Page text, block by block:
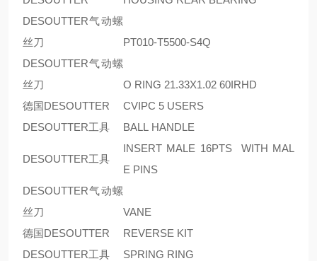
DESOUTTER气动螺
丝刀
PT010-T5500-S4Q
DESOUTTER气动螺
丝刀
O RING 21.33X1.02 60IRHD
德国DESOUTTER
CVIPC 5 USERS
DESOUTTER工具
BALL HANDLE
DESOUTTER工具
INSERT MALE 16PTS WITH MAL
E PINS
DESOUTTER气动螺
丝刀
VANE
德国DESOUTTER
REVERSE KIT
DESOUTTER工具
SPRING RING